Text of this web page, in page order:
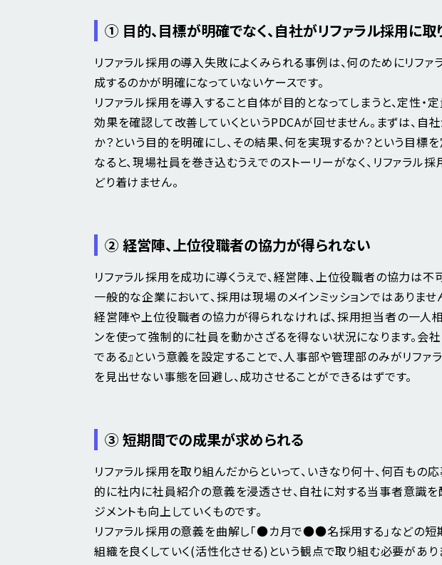
① 目的、目標が明確でなく、自社がリファラル採用に
リファラル採用の導入失敗によくみられる事例は、何のためにリファ
成するのかが明確になっていないケースです。
リファラル採用を導入すること自体が目的となってしまうと、定性・
効果を確認して改善していくというPDCAが回せません。まずは、自
か？という目的を明確にし、その結果、何を実現するか？という目標
なると、現場社員を巻き込むうえでのストーリーがなく、リファラル
どり着けません。
② 経営陣、上位役職者の協力が得られない
リファラル採用を成功に導くうえで、経営陣、上位役職者の協力は不
一般的な企業において、採用は現場のメインミッションではありませ
経営陣や上位役職者の協力が得られなければ、採用担当者の一人相
ンを使って強制的に社員を動かさざるを得ない状況になります。会
である』という意義を設定することで、人事部や管理部のみがリフ
を見出せない事態を回避し、成功させることができるはずです。
③ 短期間での成果が求められる
リファラル採用を取り組んだからといって、いきなり何十、何百もの
的に社内に社員紹介の意義を浸透させ、自社に対する当事者意識
ジメントも向上していくものです。
リファラル採用の意義を曲解し「●カ月で●●名採用する」などの短
組織を良くしていく(活性化させる)という観点で取り組む必要があり